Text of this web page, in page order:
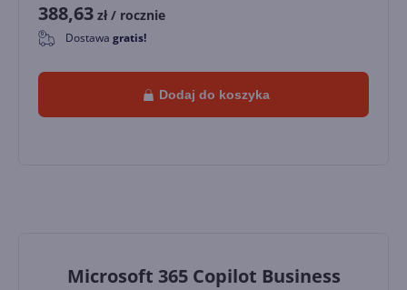
388,63 zł / rocznie
0 Dostawa gratis!
Dodaj do koszyka
Microsoft 365 Copilot Business